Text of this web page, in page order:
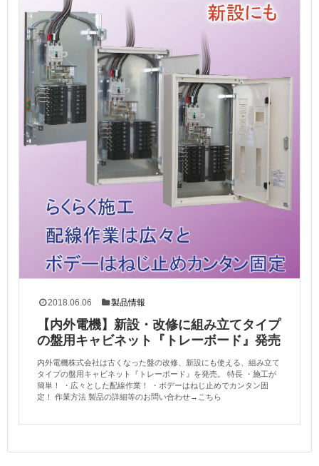
2018.06.06 製品情報
【内外電機】新設・改修に組み立てタイプ
の盤用キャビネット『トレーボード』発売
内外電機株式会社は古くなった盤の改修、新設にも使える、組み立て
タイプの盤用キャビネット『トレーボード』を発売。 特長 ・施工が
簡単！ ・広々とした配線作業！ ・ボデーはねじ止めでカンタン固
定！ 作業方法 製品の詳細等のお問い合わせ→こちら